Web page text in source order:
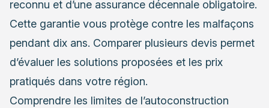
reconnu et d’une assurance décennale obligatoire.
Cette garantie vous protège contre les malfaçons
pendant dix ans. Comparer plusieurs devis permet
d’évaluer les solutions proposées et les prix
pratiqués dans votre région.
Comprendre les limites de l’autoconstruction